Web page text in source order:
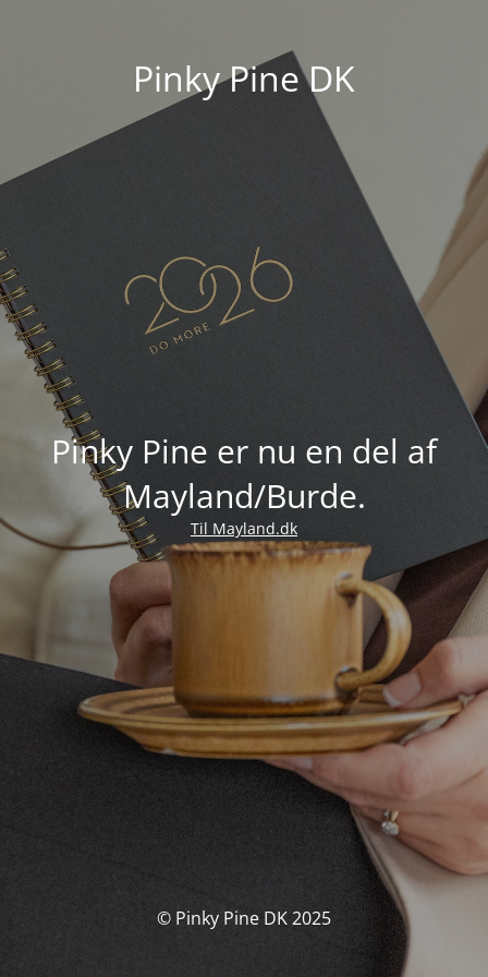
Pinky Pine DK
Pinky Pine er nu en del af
Mayland/Burde.
Til Mayland.dk
© Pinky Pine DK 2025